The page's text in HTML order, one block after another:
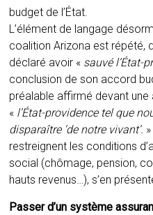
budget de l’État.
L’élément de langage
coalition Arizona est répété,
déclaré avoir « sauvé l’État-
conclusion de son accord
préalable affirmé devant une
« l’État-providence tel que
disparaître ‘de notre vivant’.
restreignent les conditions
social (chômage, pension,
hauts revenus…), s’en
Passer d’un système